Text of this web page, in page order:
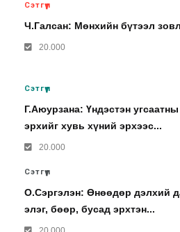
Сэтгүүл
Ч.Галсан: Мөнхийн бүтээл
20.000
Сэтгүүл
Г.Аюурзана: Үндэстэн
эрхийг хувь хүний эрхээс...
20.000
Сэтгүүл
О.Сэргэлэн: Өнөөдөр дэлхий
элэг, бөөр, бусад эрхтэн...